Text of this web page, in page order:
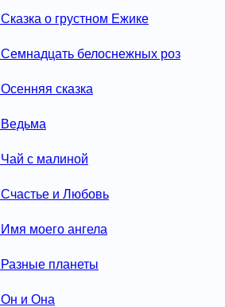
Сказка о грустном Ежике
Семнадцать белоснежных роз
Осенняя сказка
Ведьма
Чай с малиной
Счастье и Любовь
Имя моего ангела
Разные планеты
Он и Она